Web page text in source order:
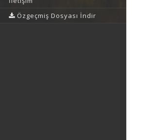
Özgeçmiş Dosyası İndir